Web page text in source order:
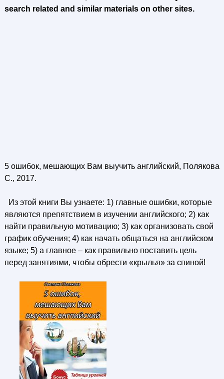
search related and similar materials on other sites.
5 ошибок, мешающих Вам выучить английский, Полякова
С., 2017.
Из этой книги Вы узнаете: 1) главные ошибки, которые
являются препятствием в изучении английского; 2) как
найти правильную мотивацию; 3) как организовать свой
график обучения; 4) как начать общаться на английском
языке; 5) а главное – как правильно поставить цель
перед занятиями, чтобы обрести «крылья» за спиной!